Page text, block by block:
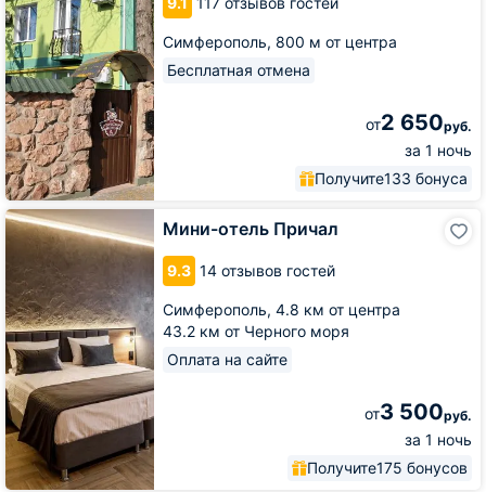
Симферополь, 800 м от центра
Бесплатная отмена
от2 650руб.
за 1 ночь
Получите133 бонуса
Мини-отель Причал
9.3 14 отзывов гостей
Симферополь, 4.8 км от центра
43.2 км от Черного моря
Оплата на сайте
от3 500руб.
за 1 ночь
Получите175 бонусов
Мини-
отель